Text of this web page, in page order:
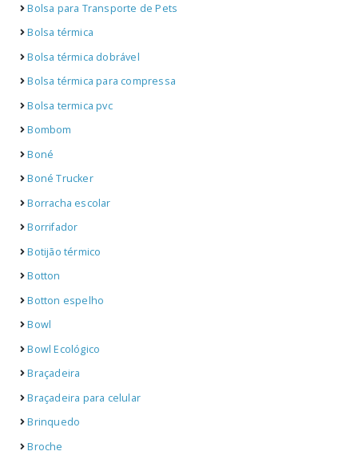
Bolsa para Transporte de Pets
Bolsa térmica
Bolsa térmica dobrável
Bolsa térmica para compressa
Bolsa termica pvc
Bombom
Boné
Boné Trucker
Borracha escolar
Borrifador
Botijão térmico
Botton
Botton espelho
Bowl
Bowl Ecológico
Braçadeira
Braçadeira para celular
Brinquedo
Broche